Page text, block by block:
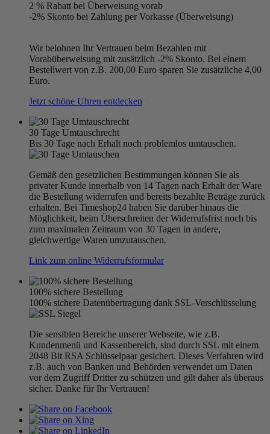
2 % Rabatt bei Überweisung vorab
-2% Skonto bei Zahlung per Vorkasse (Überweisung)
Wir belohnen Ihr Vertrauen beim Bezahlen mit
Vorabüberweisung mit zusätzlich -2% Skonto. Bei einem
Bestellwert von z.B. 200,00 Euro sparen Sie zusätzliche 4,00
Euro.
Jetzt schöne Uhren entdecken
30 Tage Umtauschrecht
Bis 30 Tage nach Erhalt noch problemlos umtauschen.
Gemäß den gesetzlichen Bestimmungen können Sie als
privater Kunde innerhalb von 14 Tagen nach Erhalt der Ware
die Bestellung widerrufen und bereits bezahlte Beträge zurück
erhalten. Bei Timeshop24 haben Sie darüber hinaus die
Möglichkeit, beim Überschreiten der Widerrufsfrist noch bis
zum maximalen Zeitraum von 30 Tagen in andere,
gleichwertige Waren umzutauschen.
Link zum online Widerrufsformular
100% sichere Bestellung
100% sichere Datenübertragung dank SSL-Verschlüsselung
Die sensiblen Bereiche unserer Webseite, wie z.B.
Kundenmenü und Kassenbereich, sind durch SSL mit einem
2048 Bit RSA Schlüsselpaar gesichert. Dieses Verfahren wird
z.B. auch von Banken und Behörden verwendet um Daten
vor dem Zugriff Dritter zu schützen und gilt daher als überaus
sicher. Danke für Ihr Vertrauen!